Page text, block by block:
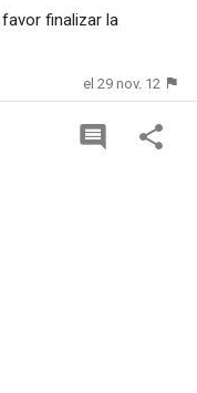
finalizar la
el 29 nov. 12